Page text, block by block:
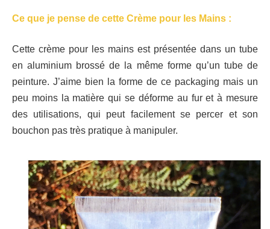
Ce que je pense de cette Crème pour les Mains :
Cette crème pour les mains est présentée dans un tube
en aluminium brossé de la même forme qu’un tube de
peinture. J’aime bien la forme de ce packaging mais un
peu moins la matière qui se déforme au fur et à mesure
des utilisations, qui peut facilement se percer et son
bouchon pas très pratique à manipuler.